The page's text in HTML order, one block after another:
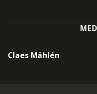
Claes Måhlén